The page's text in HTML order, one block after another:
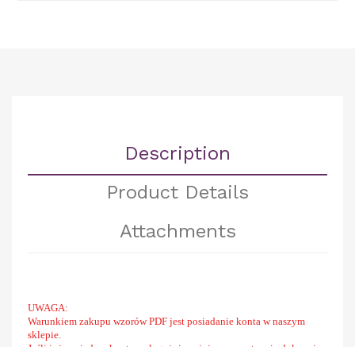
Description
Product Details
Attachments
UWAGA:
Warunkiem zakupu wzorów PDF jest posiadanie konta w naszym
sklepie.